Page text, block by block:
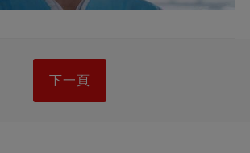
下一頁